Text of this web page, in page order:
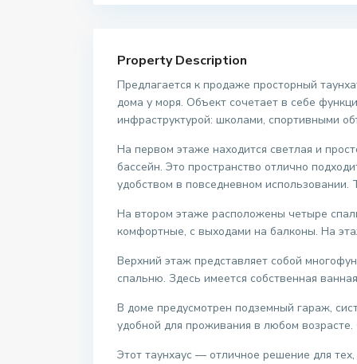
Property Description
Предлагается к продаже просторный
дома у моря. Объект сочетает в себе
инфраструктурой: школами, спортивными
На первом этаже находится светлая и
бассейн. Это пространство отлично
удобством в повседневном использовании.
На втором этаже расположены четыре
комфортные, с выходами на балконы. На
Верхний этаж представляет собой
спальню. Здесь имеется собственная
В доме предусмотрен подземный гараж,
удобной для проживания в любом
Этот таунхаус — отличное решение для